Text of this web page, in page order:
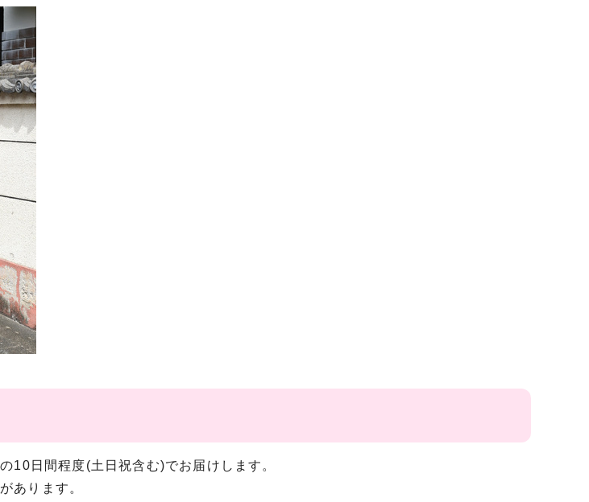
10日間程度(土日祝含む)でお届けします。
あります。